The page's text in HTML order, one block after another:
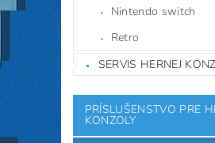
Nintendo switch
Retro
SERVIS HERNEJ
PRÍSLUŠENSTVO PRE
KONZOLY